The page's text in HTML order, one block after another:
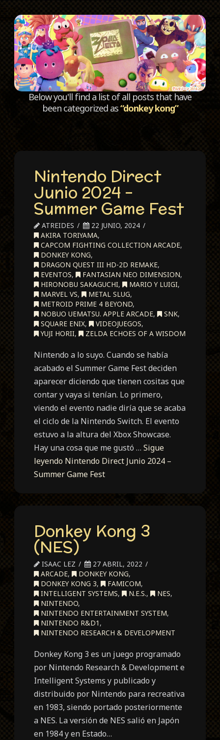
Below you'll find a list of all posts that have
been categorized as“donkey kong”
Nintendo Direct
Junio 2024 –
Summer Game Fest
ATREIDES
22 JUNIO, 2024
AKIRA TORIYAMA,
CAPCOM FIGHTING COLLECTION ARCADE,
DONKEY KONG,
DRAGON QUEST III HD-2D REMAKE,
EVENTOS, FANTASIAN NEO DIMENSION,
HIRONOBU SAKAGUCHI, MARIO Y LUIGI,
MARVEL VS, METAL SLUG,
METROID PRIME 4 BEYOND,
NOBUO UEMATSU. APPLE ARCADE, SNK,
SQUARE ENIX, VIDEOJUEGOS,
YUJI HORII, ZELDA ECHOES OF A WISDOM
Nintendo a lo suyo. Cuando se había
acabado el Summer Game Fest deciden
aparecer diciendo que tienen cositas que
contar y vaya si tenían. Lo primero,
viendo el evento nadie diría que se acaba
el ciclo de la Nintendo Switch. El evento
estuvo a la altura del Xbox Showcase.
Hay una cosa que me gustó …Sigue
leyendo Nintendo Direct Junio 2024 –
Summer Game Fest
Donkey Kong 3
(NES)
ISAAC LEZ
27 ABRIL, 2022
ARCADE, DONKEY KONG,
DONKEY KONG 3, FAMICOM,
INTELLIGENT SYSTEMS, N.E.S., NES,
NINTENDO,
NINTENDO ENTERTAINMENT SYSTEM,
NINTENDO R&D1 ,
NINTENDO RESEARCH & DEVELOPMENT
Donkey Kong 3 es un juego programado
por Nintendo Research & Development e
Intelligent Systems y publicado y
distribuido por Nintendo para recreativa
en 1983, siendo portado posteriormente
a NES. La versión de NES salió en Japón
en 1984 y en Estado…